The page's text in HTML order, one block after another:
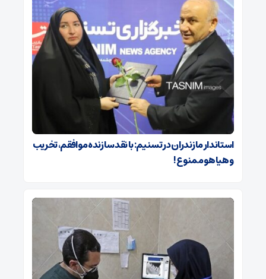
استاندار مازندران در تسنیم: با نقد سازنده موافقم، تخریب
و هیاهو ممنوع!